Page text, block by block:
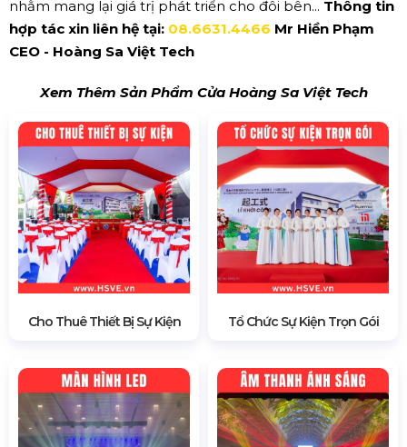
nhằm mang lại giá trị phát triển cho đôi bên... Thông tin
hợp tác xin liên hệ tại: 08.6631.4466 Mr Hiền Phạm
CEO - Hoàng Sa Việt Tech
Xem Thêm Sản Phẩm Cửa Hoàng Sa Việt Tech
Cho Thuê Thiết Bị Sự Kiện Tổ Chức Sự Kiện Trọn Gói